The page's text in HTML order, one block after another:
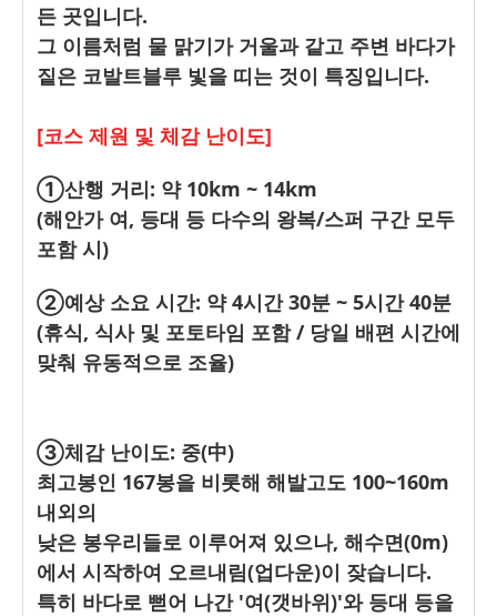
든 곳입니다.
그 이름처럼 물 맑기가 거울과 같고 주변 바다가
짙은 코발트블루 빛을 띠는 것이 특징입니다.
[코스 제원 및 체감 난이도]
①산행 거리: 약 10km ~ 14km
(해안가 여, 등대 등 다수의 왕복/스퍼 구간 모두
포함 시)
②예상 소요 시간: 약 4시간 30분 ~ 5시간 40분
(휴식, 식사 및 포토타임 포함 / 당일 배편 시간에
맞춰 유동적으로 조율)
③체감 난이도: 중(中)
최고봉인 167봉을 비롯해 해발고도 100~160m
내외의
낮은 봉우리들로 이루어져 있으나, 해수면(0m)
에서 시작하여 오르내림(업다운)이 잦습니다.
특히 바다로 뻗어 나간 '여(갯바위)'와 등대 등을